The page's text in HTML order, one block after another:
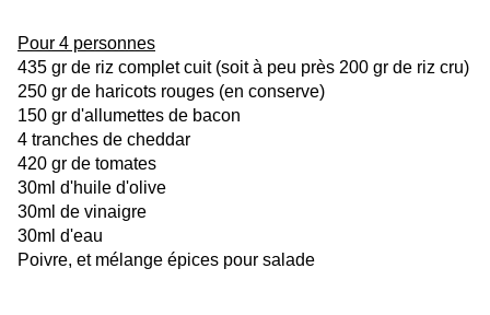
Pour 4 personnes
435 gr de riz complet cuit (soit à peu près 200 gr de riz cru)
250 gr de haricots rouges (en conserve)
150 gr d'allumettes de bacon
4 tranches de cheddar
420 gr de tomates
30ml d'huile d'olive
30ml de vinaigre
30ml d'eau
Poivre, et mélange épices pour salade